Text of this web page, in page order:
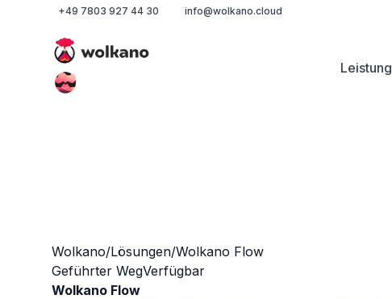
+49 7803 927 44 30 info@wolkano.cloud
Wolkano/Lösungen/Wolkano Flow
Geführter WegVerfügbar
Wolkano Flow